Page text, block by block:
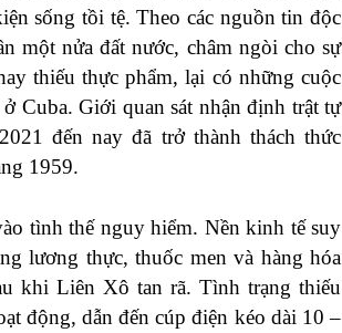
sống tồi tệ. Theo các nguồn tin độc
một nửa đất nước, châm ngòi cho sự
thiếu thực phẩm, lại có những cuộc
Cuba. Giới quan sát nhận định trật tự
đến nay đã trở thành thách thức
1959.
tình thế nguy hiểm. Nền kinh tế suy
lương thực, thuốc men và hàng hóa
khi Liên Xô tan rã. Tình trạng thiếu
động, dẫn đến cúp điện kéo dài 10 –